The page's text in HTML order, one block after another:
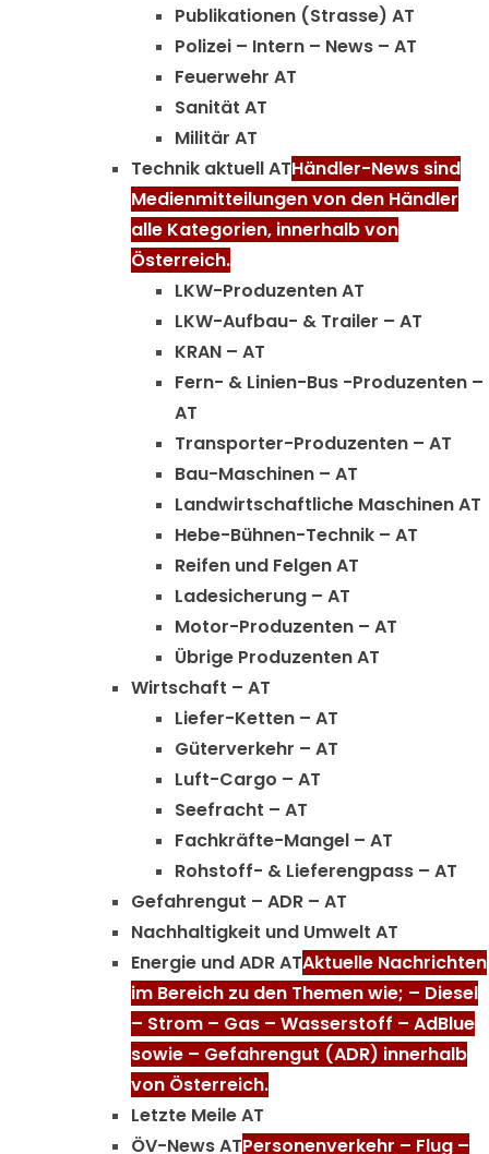
Publikationen (Strasse) AT
Polizei – Intern – News – AT
Feuerwehr AT
Sanität AT
Militär AT
Technik aktuell ATHändler-News sind
Medienmitteilungen von den Händler
alle Kategorien, innerhalb von
Österreich.
LKW-Produzenten AT
LKW-Aufbau- & Trailer – AT
KRAN – AT
Fern- & Linien-Bus -Produzenten –
AT
Transporter-Produzenten – AT
Bau-Maschinen – AT
Landwirtschaftliche Maschinen AT
Hebe-Bühnen-Technik – AT
Reifen und Felgen AT
Ladesicherung – AT
Motor-Produzenten – AT
Übrige Produzenten AT
Wirtschaft – AT
Liefer-Ketten – AT
Güterverkehr – AT
Luft-Cargo – AT
Seefracht – AT
Fachkräfte-Mangel – AT
Rohstoff- & Lieferengpass – AT
Gefahrengut – ADR – AT
Nachhaltigkeit und Umwelt AT
Energie und ADR ATAktuelle Nachrichten
im Bereich zu den Themen wie; – Diesel
– Strom – Gas – Wasserstoff – AdBlue
sowie – Gefahrengut (ADR) innerhalb
von Österreich.
Letzte Meile AT
ÖV-News ATPersonenverkehr – Flug –